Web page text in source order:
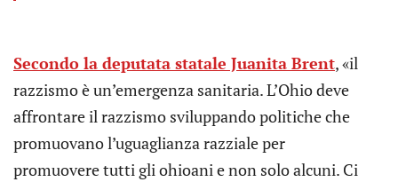
Secondo la deputata statale Juanita Brent, «il
razzismo è un’emergenza sanitaria. L’Ohio deve
affrontare il razzismo sviluppando politiche che
promuovano l’uguaglianza razziale per
promuovere tutti gliohioanie non solo alcuni. Ci